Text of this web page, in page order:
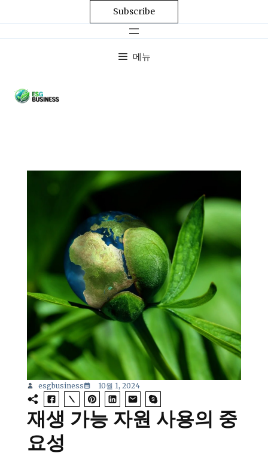
Subscribe
메뉴
esgbusiness 10월 1, 2024
재생 가능 자원 사용의 중
요성